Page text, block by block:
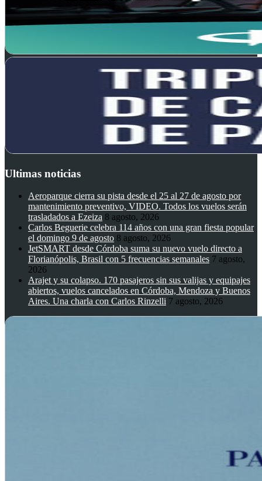
Ultimas noticias
Aeroparque cierra su pista desde el 25 al 27 de agosto por
mantenimiento preventivo, VIDEO. Todos los vuelos serán
trasladados a Ezeiza 8 agosto, 2026
Carlos Beguerie celebra 114 años con una gran fiesta popular
el domingo 9 de agosto 8 agosto, 2026
JetSMART desde Córdoba suma su nuevo vuelo directo a
Florianópolis, Brasil con 5 frecuencias semanales 7 agosto,
2026
Arajet y su colapso. 170 pasajeros sin sus valijas y equipajes
abiertos, vuelos cancelados en Córdoba, Mendoza y Buenos
Aires. Una charla con Carlos Rinzelli 7 agosto, 2026